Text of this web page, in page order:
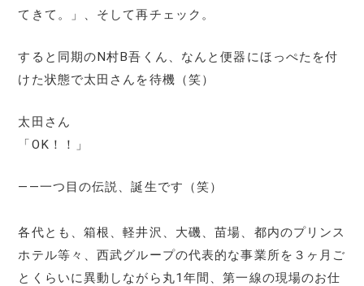
てきて。」、そして再チェック。
すると同期のN村B吾くん、なんと便器にほっぺたを付
けた状態で太田さんを待機（笑）
太田さん
「OK！！」
――一つ目の伝説、誕生です（笑）
各代とも、箱根、軽井沢、大磯、苗場、都内のプリンス
ホテル等々、西武グループの代表的な事業所を３ヶ月ご
とくらいに異動しながら丸1年間、第一線の現場のお仕